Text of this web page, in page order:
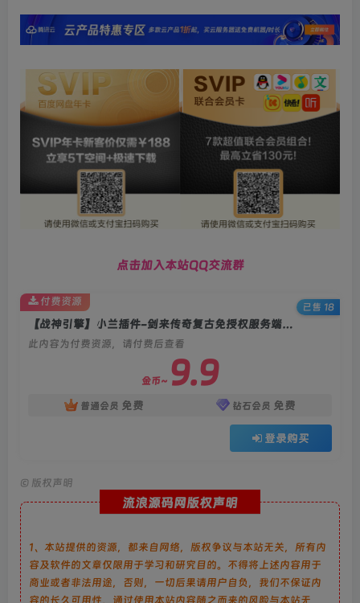
点击加入本站QQ交流群
【战神引擎】小兰插件-剑来传奇复古免授权服务端+时装+双端+教程
此内容为付费资源，请付费后查看
金币~ 9.9
普通会员 免费 钻石会员 免费
登录购买
付费资源
已售 18
© 版权声明
流浪源码网版权声明
1、本站提供的资源，都来自网络，版权争议与本站无关，所有内
容及软件的文章仅限用于学习和研究目的。不得将上述内容用于
商业或者非法用途，否则，一切后果请用户自负，我们不保证内
容的长久可用性，通过使用本站内容随之而来的风险与本站无